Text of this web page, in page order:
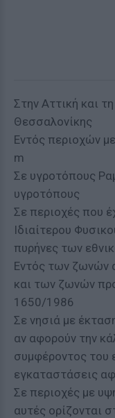
Στην Αττική και
Θεσσαλονίκης
Εντός περιοχών
m
Σε υγροτόπους
υγροτόπους
Σε περιοχές που
Ιδιαίτερου
πυρήνες των
Εντός των ζωνών
και των ζωνών
1650/1986
Σε νησιά με
αν αφορούν την
συμφέροντος του
εγκαταστάσεις
Σε περιοχές με
αυτές ορίζονται